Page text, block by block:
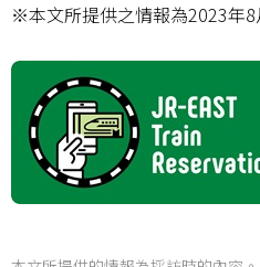
※本文所提供之情報為2023年8